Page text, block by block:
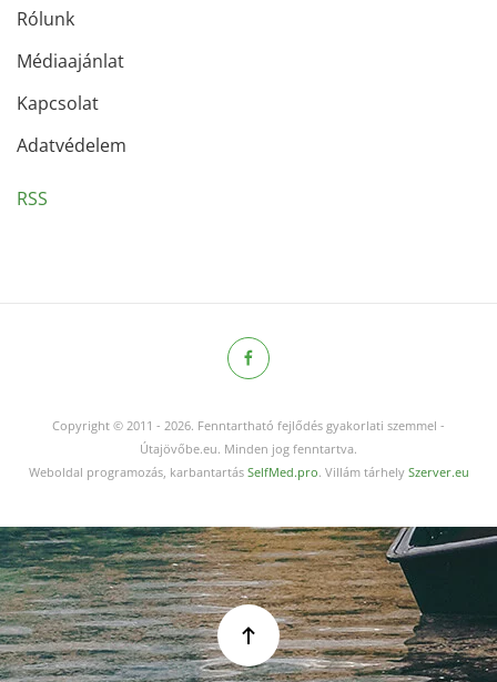
Rólunk
Médiaajánlat
Kapcsolat
Adatvédelem
RSS
Copyright © 2011 - 2026. Fenntartható fejlődés gyakorlati szemmel -
Útajövőbe.eu. Minden jog fenntartva.
Weboldal programozás, karbantartás SelfMed.pro. Villám tárhely Szerver.eu